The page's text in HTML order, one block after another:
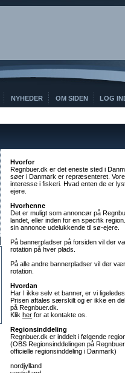
NYHEDER OM SIDEN LOG
Hvorfor
Regnbuer.dk er det eneste sted i
søer i Danmark er repræsenteret.
interesse i fiskeri. Hvad enten de er
ejere.
Hvorhenne
Det er muligt som annoncør på
landet, eller inden for en specifik
sin annonce udelukkende til sø-ejere.
På bannerpladser på forsiden vil der
rotation på hver plads.
På alle andre bannerpladser vil der
rotation.
Hvordan
Har I ikke selv et banner, er vi
Prisen aftales særskilt og er ikke en
på Regnbuer.dk.
Klik her for at kontakte os.
Regionsinddeling
Regnbuer.dk er inddelt i følgende
(OBS Regionsinddelingen på
officielle regionsinddeling i Danmark)
nordjylland